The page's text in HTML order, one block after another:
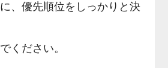
に、優先順位をしっかりと決
ください。